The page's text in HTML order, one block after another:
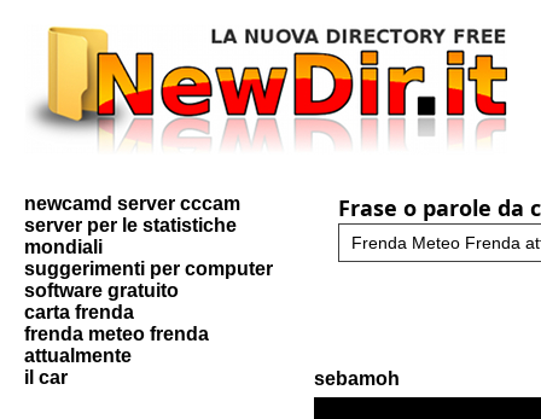
newcamd server cccam
server per le statistiche
mondiali
suggerimenti per computer
software gratuito
carta frenda
frenda meteo frenda
attualmente
il car
Frase o parole da
sebamoh